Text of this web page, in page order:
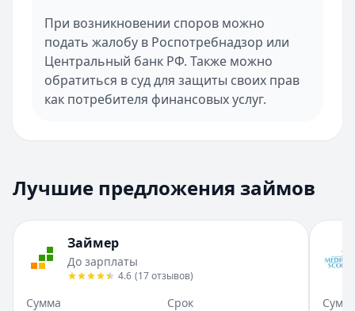
При возникновении споров можно
подать жалобу в Роспотребнадзор или
Центральный банк РФ. Также можно
обратиться в суд для защиты своих прав
как потребителя финансовых услуг.
Лучшие предложения займов
Займер
До зарплаты
4.6 (17отзывов)
Сумма Срок